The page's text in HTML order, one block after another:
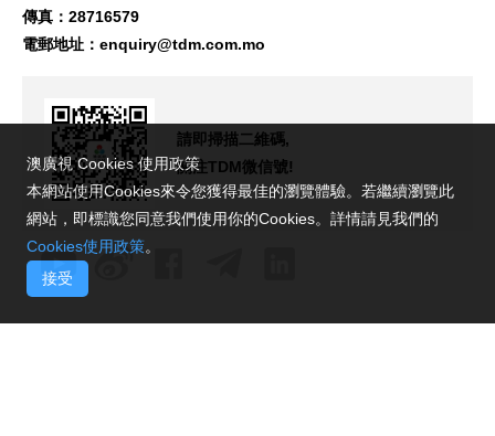
傳真：28716579
電郵地址： enquiry@tdm.com.mo
請即掃描二維碼,
關注TDM微信號!
澳廣視 Cookies 使用政策
本網站使用Cookies來令您獲得最佳的瀏覽體驗。若繼續瀏覽此
網站，即標識您同意我們使用你的Cookies。詳情請見我們的
Cookies使用政策。
接受